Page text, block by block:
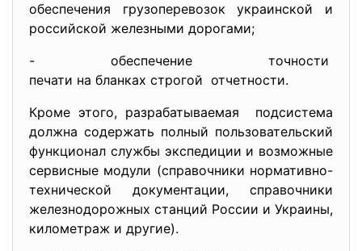
обеспечения грузоперевозок украинской и
российской железными дорогами;
- обеспечение точности
печати на бланках строгой отчетности.
Кроме этого, разрабатываемая подсистема
должна содержать полный пользовательский
функционал службы экспедиции и возможные
сервисные модули (справочники нормативно-
технической документации, справочники
железнодорожных станций России и Украины,
километраж и другие).